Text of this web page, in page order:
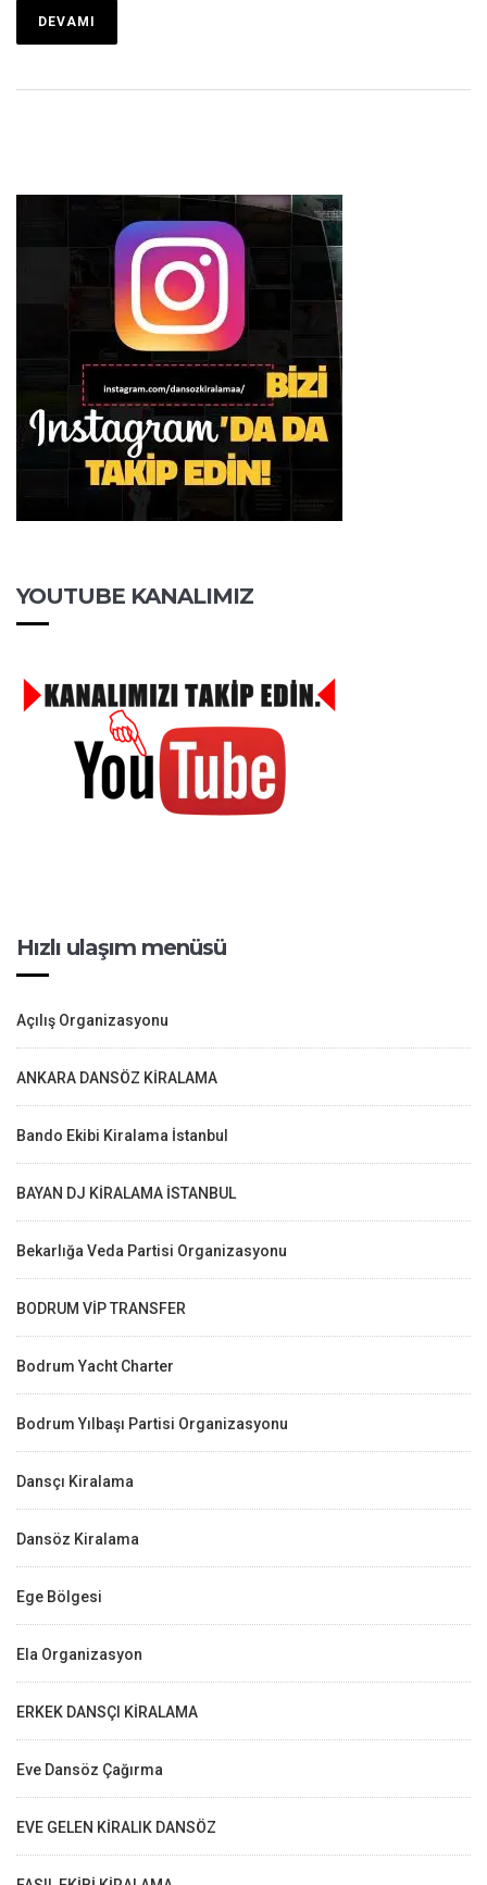
DEVAMI
YOUTUBE KANALIMIZ
Hızlı ulaşım menüsü
Açılış Organizasyonu
ANKARA DANSÖZ KİRALAMA
Bando Ekibi Kiralama İstanbul
BAYAN DJ KİRALAMA İSTANBUL
Bekarlığa Veda Partisi Organizasyonu
BODRUM VİP TRANSFER
Bodrum Yacht Charter
Bodrum Yılbaşı Partisi Organizasyonu
Dansçı Kiralama
Dansöz Kiralama
Ege Bölgesi
Ela Organizasyon
ERKEK DANSÇI KİRALAMA
Eve Dansöz Çağırma
EVE GELEN KİRALIK DANSÖZ